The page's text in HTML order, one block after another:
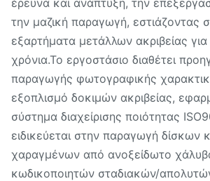
έρευνα και ανάπτυξη, την
την μαζική παραγωγή, εστιάζοντας
εξαρτήματα μετάλλων ακριβείας
χρόνια.Το εργοστάσιο διαθέτει
παραγωγής φωτογραφικής
εξοπλισμό δοκιμών ακριβείας,
σύστημα διαχείρισης ποιότητας
ειδικεύεται στην παραγωγή δίσκων
χαραγμένων από ανοξείδωτο
κωδικοποιητών σταδιακών/